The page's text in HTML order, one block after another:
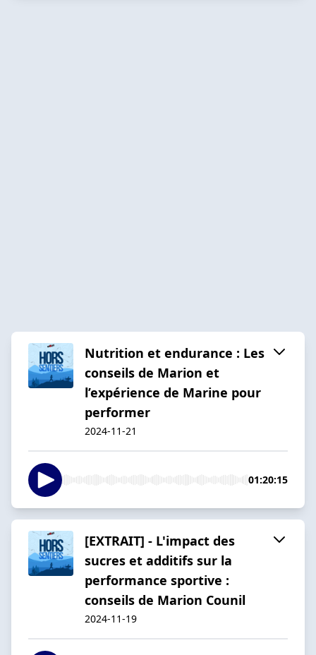
Nutrition et endurance : Les
conseils de Marion et
l’expérience de Marine pour
performer
2024-11-21
01:20:15
[EXTRAIT] - L'impact des
sucres et additifs sur la
performance sportive :
conseils de Marion Counil
2024-11-19